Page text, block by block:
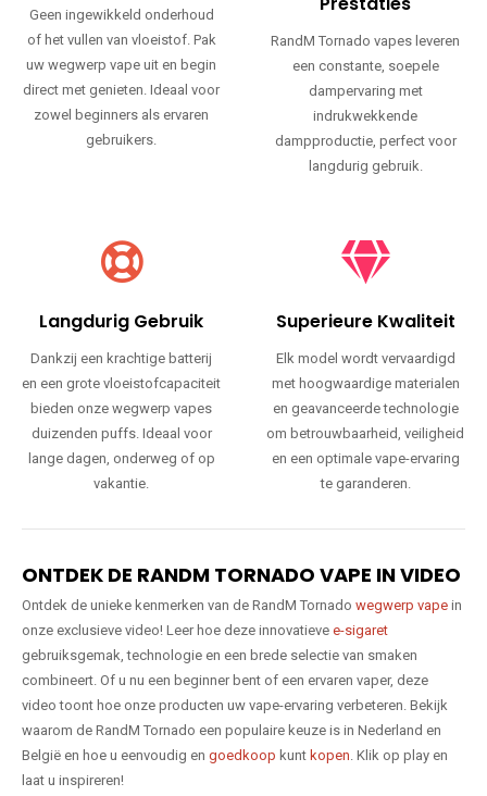
Geen ingewikkeld onderhoud
of het vullen van vloeistof. Pak
uw wegwerp vape uit en begin
direct met genieten. Ideaal voor
zowel beginners als ervaren
gebruikers.
RandM Tornado vapes leveren
een constante, soepele
dampervaring met
indrukwekkende
dampproductie, perfect voor
langdurig gebruik.
Langdurig Gebruik
Dankzij een krachtige batterij
en een grote vloeistofcapaciteit
bieden onze wegwerp vapes
duizenden puffs. Ideaal voor
lange dagen, onderweg of op
vakantie.
Superieure Kwaliteit
Elk model wordt vervaardigd
met hoogwaardige materialen
en geavanceerde technologie
om betrouwbaarheid, veiligheid
en een optimale vape-ervaring
te garanderen.
ONTDEK DE RANDM TORNADO VAPE IN VIDEO
Ontdek de unieke kenmerken van de RandM Tornado wegwerp vape in
onze exclusieve video! Leer hoe deze innovatieve e-sigaret
gebruiksgemak, technologie en een brede selectie van smaken
combineert. Of u nu een beginner bent of een ervaren vaper, deze
video toont hoe onze producten uw vape-ervaring verbeteren. Bekijk
waarom de RandM Tornado een populaire keuze is in Nederland en
België en hoe u eenvoudig en goedkoop kunt kopen. Klik op play en
laat u inspireren!